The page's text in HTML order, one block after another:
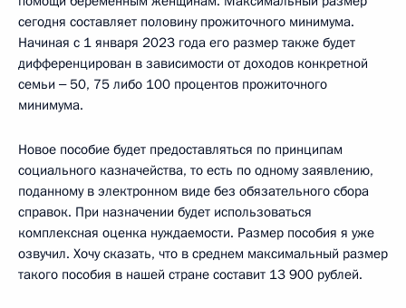
сегодня составляет половину прожиточного минимума.
Начиная с 1 января 2023 года его размер также будет
дифференцирован в зависимости от доходов конкретной
семьи ‒ 50, 75 либо 100 процентов прожиточного
минимума.
Новое пособие будет предоставляться по принципам
социального казначейства, то есть по одному заявлению,
поданному в электронном виде без обязательного сбора
справок. При назначении будет использоваться
комплексная оценка нуждаемости. Размер пособия я уже
озвучил. Хочу сказать, что в среднем максимальный размер
такого пособия в нашей стране составит 13 900 рублей.